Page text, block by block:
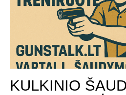
KULKINIO